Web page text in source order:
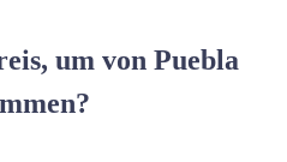
um von Puebla